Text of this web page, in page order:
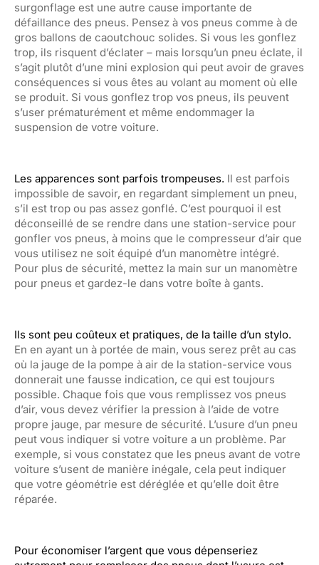
surgonflage est une autre cause importante de
défaillance des pneus. Pensez à vos pneus comme à de
gros ballons de caoutchouc solides. Si vous les gonflez
trop, ils risquent d’éclater – mais lorsqu’un pneu éclate, il
s’agit plutôt d’une mini explosion qui peut avoir de graves
conséquences si vous êtes au volant au moment où elle
se produit. Si vous gonflez trop vos pneus, ils peuvent
s’user prématurément et même endommager la
suspension de votre voiture.
Les apparences sont parfois trompeuses. Il est parfois
impossible de savoir, en regardant simplement un pneu,
s’il est trop ou pas assez gonflé. C’est pourquoi il est
déconseillé de se rendre dans une station-service pour
gonfler vos pneus, à moins que le compresseur d’air que
vous utilisez ne soit équipé d’un manomètre intégré.
Pour plus de sécurité, mettez la main sur un manomètre
pour pneus et gardez-le dans votre boîte à gants.
Ils sont peu coûteux et pratiques, de la taille d’un stylo.
En en ayant un à portée de main, vous serez prêt au cas
où la jauge de la pompe à air de la station-service vous
donnerait une fausse indication, ce qui est toujours
possible. Chaque fois que vous remplissez vos pneus
d’air, vous devez vérifier la pression à l’aide de votre
propre jauge, par mesure de sécurité. L’usure d’un pneu
peut vous indiquer si votre voiture a un problème. Par
exemple, si vous constatez que les pneus avant de votre
voiture s’usent de manière inégale, cela peut indiquer
que votre géométrie est déréglée et qu’elle doit être
réparée.
Pour économiser l’argent que vous dépenseriez